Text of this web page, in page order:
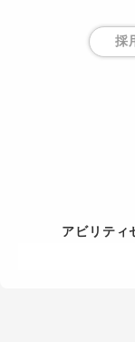
採
アビリティ